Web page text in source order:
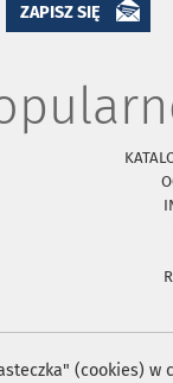
ZAPISZ SIĘ
(cookies) w